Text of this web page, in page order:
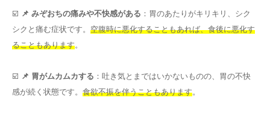
☑️ 📌 みぞおちの痛みや不快感がある ：胃のあたりがキリキリ、シク
シクと痛む症状です。 空腹時に悪化することもあれば、食後に悪化す
ることもあります。
☑️ 📌 胃がムカムカする ：吐き気とまではいかないものの、胃の不快
感が続く状態です。 食欲不振を伴うこともあります。